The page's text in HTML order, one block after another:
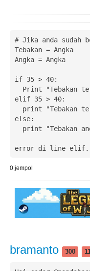
# Jika anda sudah
Tebakan = Angka
Angka = Angka
if 35 > 40:
elif 35 > 40:
else:
error di line elif.
0 jempol
bramanto 300